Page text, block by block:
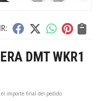
DMT WKR1
importe final del pedido.